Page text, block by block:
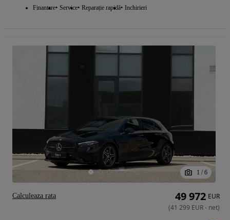
Finantare Service Reparație rapidă Inchirieri
1 / 6
49 972 EUR
(41 299 EUR- net)
Calculeaza rata